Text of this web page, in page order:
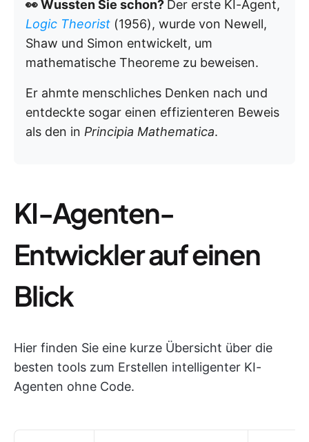
👀 Wussten Sie schon? Der erste KI-Agent,
Logic Theorist (1956), wurde von Newell,
Shaw und Simon entwickelt, um
mathematische Theoreme zu beweisen.
Er ahmte menschliches Denken nach und
entdeckte sogar einen effizienteren Beweis
als den in Principia Mathematica.
KI-Agenten-
Entwickler auf einen
Blick
Hier finden Sie eine kurze Übersicht über die
besten tools zum Erstellen intelligenter KI-
Agenten ohne Code.